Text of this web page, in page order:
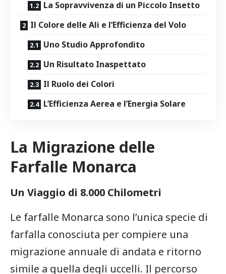
La Sopravvivenza di un‍ Piccolo ⁤Insetto
Il Colore delle Ali e l’Efficienza del Volo
Uno⁢ Studio Approfondito
Un Risultato Inaspettato
Il Ruolo dei Colori
L’Efficienza‍ Aerea e l’Energia Solare
La Migrazione delle
Farfalle Monarca
Un Viaggio di 8.000 Chilometri
Le⁢ farfalle Monarca ⁢sono l’unica specie di
farfalla conosciuta per compiere una
migrazione annuale di andata ⁤e ritorno
simile a quella‍ degli uccelli. Il percorso